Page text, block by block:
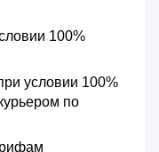
100%
условии 100%
по